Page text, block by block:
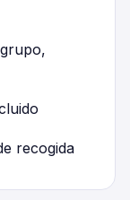
recogida